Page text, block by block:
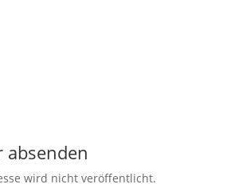
absenden
wird nicht veröffentlicht.